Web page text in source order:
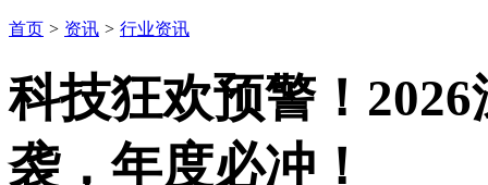
首页 > 资讯 > 行业资讯
科技狂欢预警！
袭，年度必冲！